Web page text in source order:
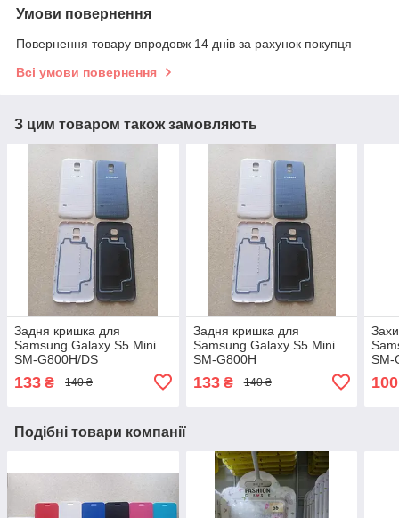
Умови повернення
Повернення товару впродовж 14 днів за рахунок покупця
Всі умови повернення
З цим товаром також замовляють
Задня кришка для
Samsung Galaxy S5 Mini
SM-G800H/DS
133 ₴ 140 ₴
Задня кришка для
Samsung Galaxy S5 Mini
SM-G800H
133₴ 140 ₴
SM-
100
Подібні товари компанії